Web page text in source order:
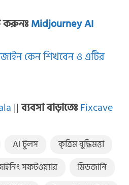
করুনঃMidjourney AI
কেন শিখবেন ও এটির
||ব্যবসা বাড়াতেঃFixcave
AI টুলস
কৃত্রিম বুদ্ধিমত্তা
সফটওয়্যার
মিডজার্নি